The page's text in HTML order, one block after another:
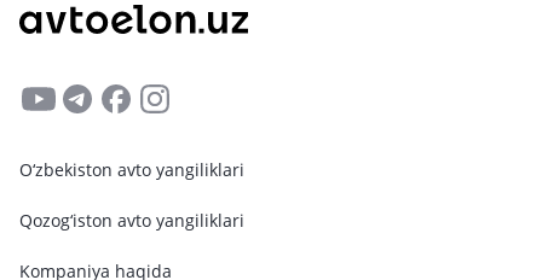
O‘zbekiston avto yangiliklari
Qozog‘iston avto yangiliklari
Kompaniya haqida